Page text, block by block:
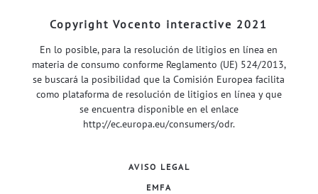
Copyright Vocento interactive 2021
En lo posible, para la resolución de litigios en línea en
materia de consumo conforme Reglamento (UE) 524/2013,
se buscará la posibilidad que la Comisión Europea facilita
como plataforma de resolución de litigios en línea y que
se encuentra disponible en el enlace
http://ec.europa.eu/consumers/odr.
AVISO LEGAL
EMFA